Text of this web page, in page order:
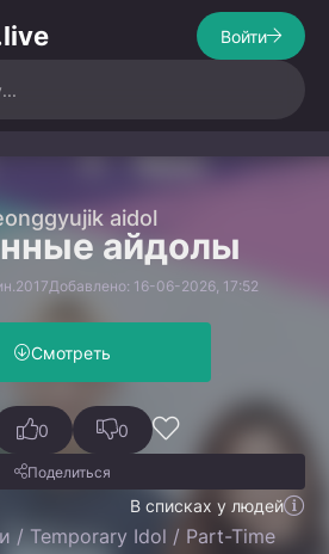
Войти
aidol
айдолы
2017Добавлено: 16-06-2026, 17:52
Смотреть
В списках у людей
0 0
Поделиться
/ Temporary Idol / Part-Time